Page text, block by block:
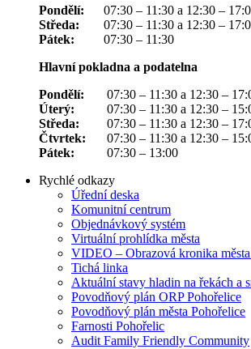
Pondělí:
07:30 – 11:30 a 12:30 –
Středa:
07:30 – 11:30 a 12:30 –
Pátek:
07:30 – 11:30
Hlavní pokladna a podatelna
Pondělí:
07:30 – 11:30 a 12:30 –
Úterý:
07:30 – 11:30 a 12:30 –
Středa:
07:30 – 11:30 a 12:30 –
Čtvrtek:
07:30 – 11:30 a 12:30 –
Pátek:
07:30 – 13:00
Rychlé odkazy
Úřední deska
Komunitní centrum
Objednávkový systém
Virtuální prohlídka města
VIDEO – Obrazová kronika
Tichá linka
Aktuální stavy hladin na řekách a
Povodňový plán ORP Pohořelice
Povodňový plán města Pohořelice
Farnosti Pohořelic
Audit Family Friendly Community